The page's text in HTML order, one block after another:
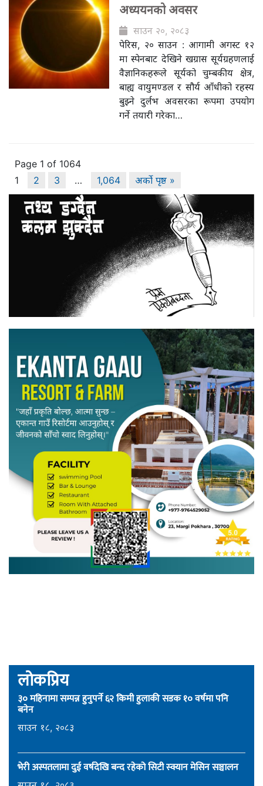
अध्ययनको अवसर
साउन २०, २०८३
पेरिस, २० साउन : आगामी अगस्ट १२
मा स्पेनबाट देखिने खग्रास सूर्यग्रहणलाई
वैज्ञानिकहरूले सूर्यको चुम्बकीय क्षेत्र,
बाह्य वायुमण्डल र सौर्य आँधीको रहस्य
बुझ्ने दुर्लभ अवसरका रूपमा उपयोग
गर्ने तयारी गरेका…
Page 1 of 1064
1
2 3 … 1,064 अर्को पृष्ठ »
लोकप्रिय
३० महिनामा सम्पन्न हुनुपर्ने ६२ किमी हुलाकी सडक १० वर्षमा पनि
बनेन
साउन १८, २०८३
भेरी अस्पतलामा दुई वर्षदेखि बन्द रहेको सिटी स्क्यान मेसिन सञ्चालन